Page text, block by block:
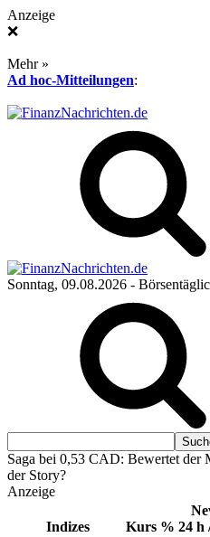
Anzeige
❌
Mehr »
Ad hoc-Mitteilungen:
Sonntag, 09.08.2026 -
Saga bei 0,53 CAD: Bewertet der
der Story?
Anzeige
Indizes Kurs % 24 h